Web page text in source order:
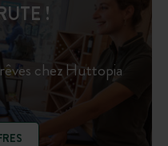
!
chez Huttopia